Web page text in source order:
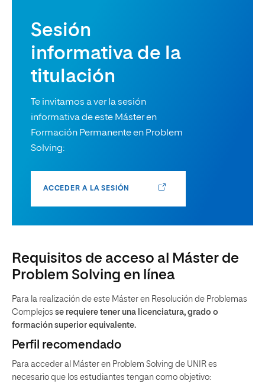
Sesión
informativa de la
titulación
Te invitamos a ver la sesión
informativa de este Máster en
Formación Permanente en Problem
Solving:
ACCEDER A LA SESIÓN
Requisitos de acceso al Máster de
Problem Solving en línea
Para la realización de este Máster en Resolución de Problemas
Complejos se requiere tener una licenciatura, grado o
formación superior equivalente.
Perfil recomendado
Para acceder al Máster en Problem Solving de UNIR es
necesario que los estudiantes tengan como objetivo: